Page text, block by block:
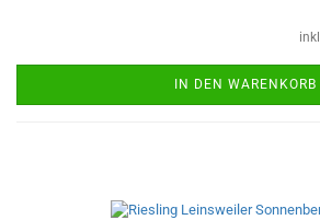
IN DEN WARENKORB